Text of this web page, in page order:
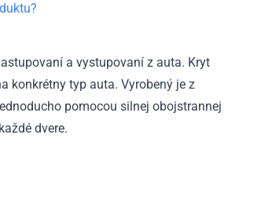
V
2018
2023
a vystupovaní z auta. Kryt
konkrétny typ auta. Vyrobený je z
pomocou silnej obojstrannej
dvere.